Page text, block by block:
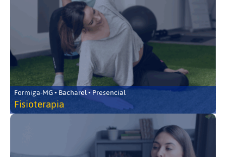
Formiga-MG • Bacharel • Presencial
Fisioterapia